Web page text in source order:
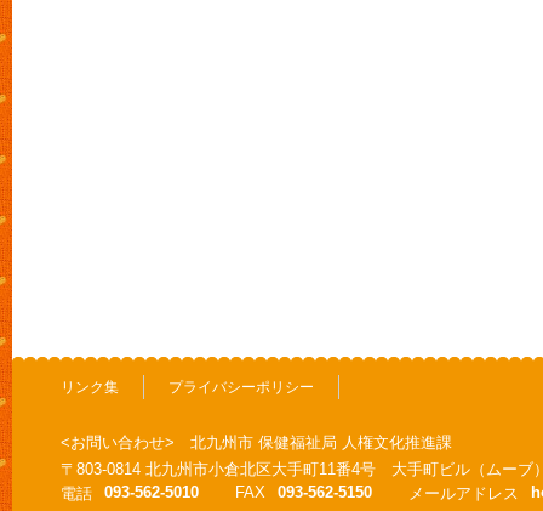
リンク集 プライバシーポリシー
<お問い合わせ> 北九州市 保健福祉局 人権文化推進課
〒803-0814 北九州市小倉北区大手町11番4号 大手町ビル（ムーブ
電話
093-562-5010 FAX 093-562-5150 メールアドレス